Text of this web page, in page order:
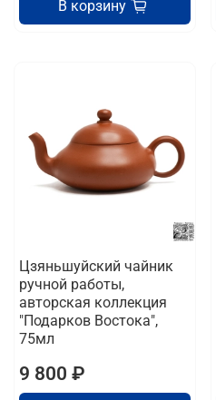
В корзину
Цзяньшуйский чайник
ручной работы,
авторская коллекция
"Подарков Востока",
75мл
9 800 ₽